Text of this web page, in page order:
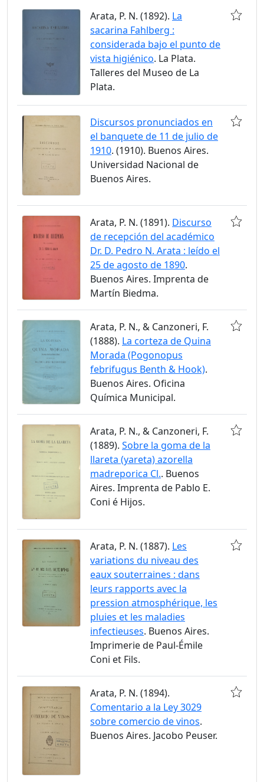
Arata, P. N. (1892). La
sacarina Fahlberg :
considerada bajo el punto de
vista higiénico. La Plata.
Talleres del Museo de La
Plata.
Discursos pronunciados en
el banquete de 11 de julio de
1910. (1910). Buenos Aires.
Universidad Nacional de
Buenos Aires.
Arata, P. N. (1891). Discurso
de recepción del académico
Dr. D. Pedro N. Arata : leído el
25 de agosto de 1890.
Buenos Aires. Imprenta de
Martín Biedma.
Arata, P. N., & Canzoneri, F.
(1888). La corteza de Quina
Morada (Pogonopus
febrifugus Benth & Hook).
Buenos Aires. Oficina
Química Municipal.
Arata, P. N., & Canzoneri, F.
(1889). Sobre la goma de la
llareta (yareta) azorella
madreporica Cl.. Buenos
Aires. Imprenta de Pablo E.
Coni é Hijos.
Arata, P. N. (1887). Les
variations du niveau des
eaux souterraines : dans
leurs rapports avec la
pression atmosphérique, les
pluies et les maladies
infectieuses. Buenos Aires.
Imprimerie de Paul-Émile
Coni et Fils.
Arata, P. N. (1894).
Comentario a la Ley 3029
sobre comercio de vinos.
Buenos Aires. Jacobo Peuser.